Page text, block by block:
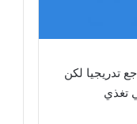
تدريجيا لكن
تغذي